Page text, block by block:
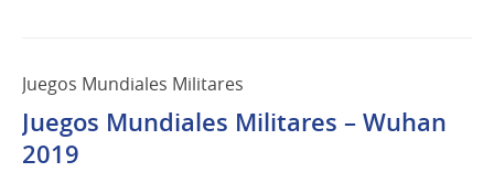
Juegos Mundiales Militares
Juegos Mundiales Militares – Wuhan
2019